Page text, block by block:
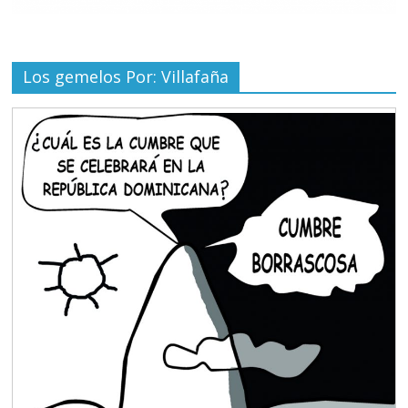
Los gemelos Por: Villafaña